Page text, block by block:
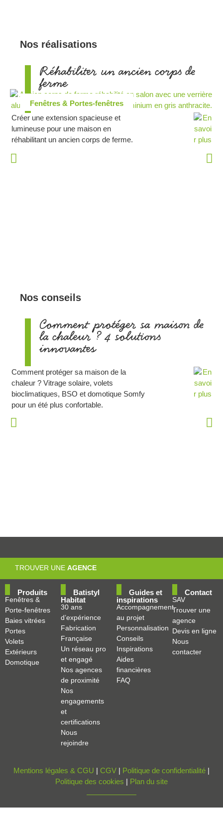
Nos réalisations
Réhabiliter un ancien corps de
ferme
Fenêtres & Portes-fenêtres
Créer une extension spacieuse et
lumineuse pour une maison en
réhabilitant un ancien corps de ferme.
Nos conseils
Comment protéger sa maison de
la chaleur ? 4 solutions
innovantes
Comment protéger sa maison de la
chaleur ? Vitrage solaire, volets
bioclimatiques, BSO et domotique Somfy
pour un été plus confortable.
TROUVER UNE AGENCE
Produits
Fenêtres &
Porte-fenêtres
Baies vitrées
Portes
Volets
Extérieurs
Domotique
Batistyl
Habitat
30 ans
d’expérience
Fabrication
Française
Un réseau pro
et engagé
Nos agences
de proximité
Nos
engagements
et
certifications
Nous
rejoindre
Guides et
inspirations
Accompagnement
au projet
Personnalisation
Conseils
Inspirations
Aides
financières
FAQ
Contact
SAV
Trouver une
agence
Devis en ligne
Nous
contacter
Mentions légales & CGU | CGV | Politique de confidentialité |
Politique des cookies | Plan du site